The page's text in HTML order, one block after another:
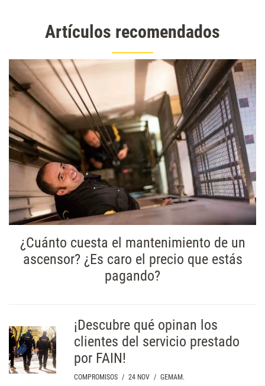
Artículos recomendados
¿Cuánto cuesta el mantenimiento de un
ascensor? ¿Es caro el precio que estás
pagando?
¡Descubre qué opinan los
clientes del servicio prestado
por FAIN!
COMPROMISOS / 24 NOV / GEMAM.